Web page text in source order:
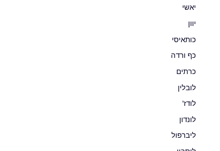
יאשי
יוון
כותאיסי
כף ורדה
כרתים
לובלין
לודז'
לונדון
ליברפול